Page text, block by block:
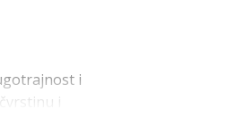
i
i